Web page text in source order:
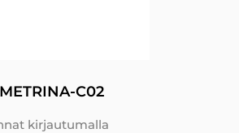
C02
kirjautumalla